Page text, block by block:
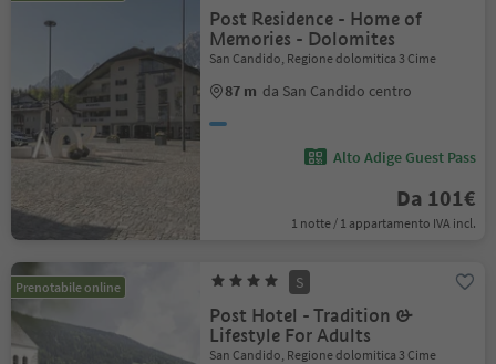
Post Residence - Home of
Memories - Dolomites
San Candido, Regione dolomitica 3 Cime
87 m da San Candido centro
Alto Adige Guest Pass
Da 101€
1 notte / 1 appartamento IVA incl.
Prenotabile online S
Post Hotel - Tradition &
Lifestyle For Adults
San Candido, Regione dolomitica 3 Cime